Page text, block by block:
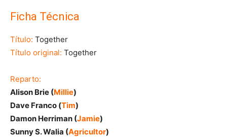
Ficha Técnica
Título: Together
Título original: Together
Reparto:
Alison Brie (Millie)
Dave Franco (Tim)
Damon Herriman (Jamie)
Sunny S. Walia (Agricultor)